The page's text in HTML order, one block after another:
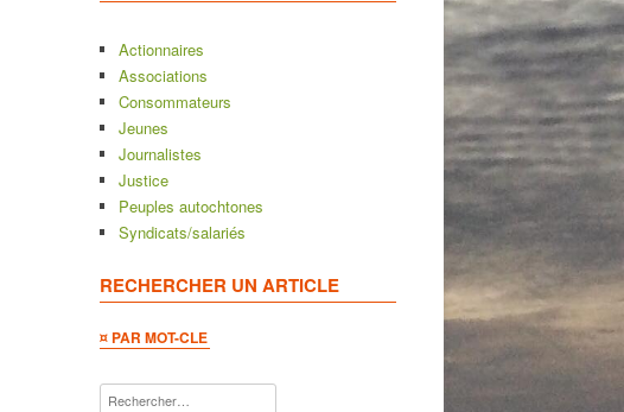
Actionnaires
Associations
Consommateurs
Jeunes
Journalistes
Justice
Peuples autochtones
Syndicats/salariés
RECHERCHER UN ARTICLE
¤ PAR MOT-CLE
Rechercher :